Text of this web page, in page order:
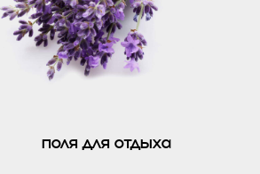
поля для отдыха